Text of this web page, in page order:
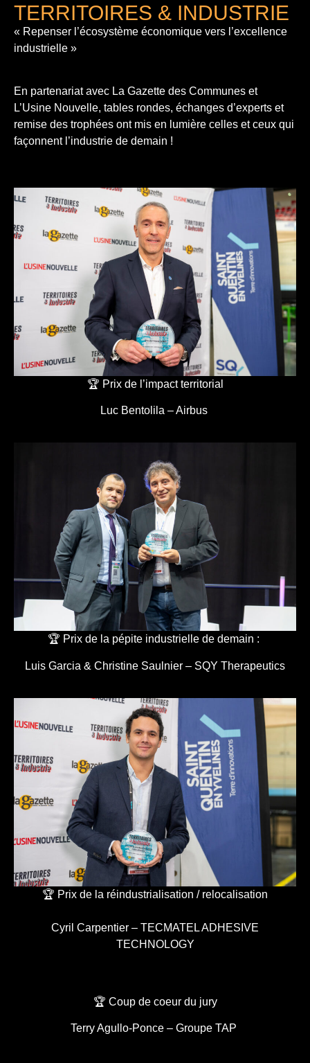
TERRITOIRES & INDUSTRIE
« Repenser l’écosystème économique vers l’excellence
industrielle »
En partenariat avec La Gazette des Communes et
L’Usine Nouvelle, tables rondes, échanges d’experts et
remise des trophées ont mis en lumière celles et ceux qui
façonnent l’industrie de demain !
🏆 Prix de l’impact territorial
Luc Bentolila – Airbus
🏆 Prix de la pépite industrielle de demain :
Luis Garcia & Christine Saulnier – SQY Therapeutics
🏆 Prix de la réindustrialisation / relocalisation
Cyril Carpentier – TECMATEL ADHESIVE
TECHNOLOGY
🏆 Coup de coeur du jury
Terry Agullo-Ponce – Groupe TAP